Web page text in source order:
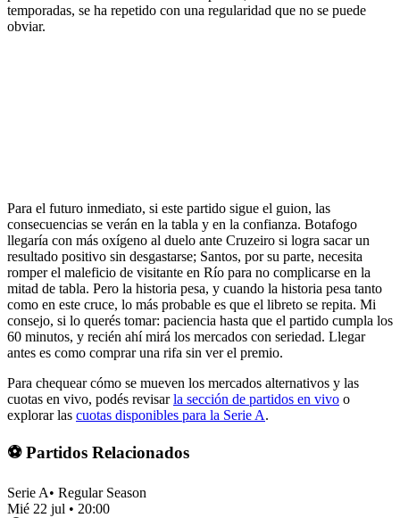
temporadas, se ha repetido con una regularidad que no se puede
obviar.
Para el futuro inmediato, si este partido sigue el guion, las
consecuencias se verán en la tabla y en la confianza. Botafogo
llegaría con más oxígeno al duelo ante Cruzeiro si logra sacar un
resultado positivo sin desgastarse; Santos, por su parte, necesita
romper el maleficio de visitante en Río para no complicarse en la
mitad de tabla. Pero la historia pesa, y cuando la historia pesa tanto
como en este cruce, lo más probable es que el libreto se repita. Mi
consejo, si lo querés tomar: paciencia hasta que el partido cumpla los
60 minutos, y recién ahí mirá los mercados con seriedad. Llegar
antes es como comprar una rifa sin ver el premio.
Para chequear cómo se mueven los mercados alternativos y las
cuotas en vivo, podés revisarla sección de partidos en vivo o
explorar las cuotas disponibles para la Serie A.
⚽ Partidos Relacionados
Serie A• Regular Season
Mié 22 jul • 20:00